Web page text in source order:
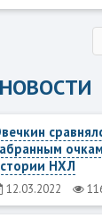
НХЛ
12.03.2022